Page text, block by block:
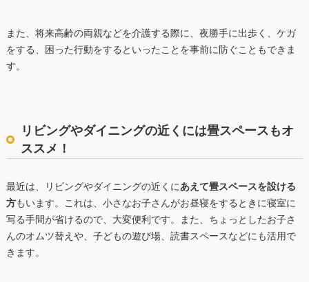
また、将来高齢の両親などを介護する際に、夜勝手に出歩く、ケガ
をする、困った行動をするといったことを事前に防ぐこともできま
す。
リビングやダイニングの近くには畳スペースもオ
ススメ！
最近は、リビングやダイニングの近くにあえて畳スペースを設ける
方もいます。これは、小さなお子さんがお昼寝をするときに寝室に
写る手間が省けるので、大変便利です。また、ちょっとしたお子さ
んのオムツ替えや、子どもの遊び場、読書スペースなどにも活用で
きます。